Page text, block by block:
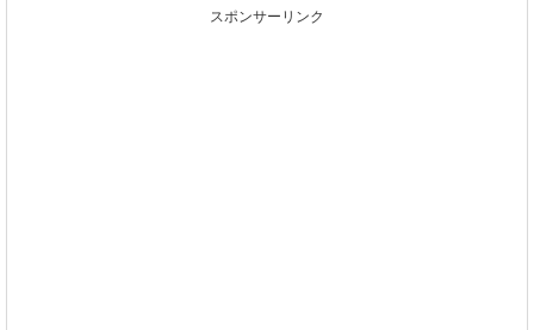
スポンサーリンク